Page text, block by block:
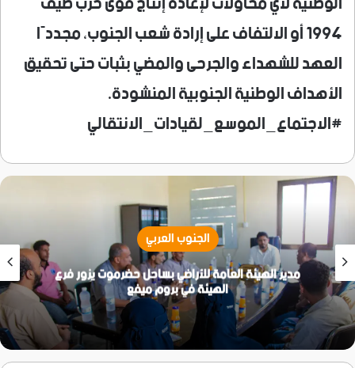
1994 أو الالتفاف على إرادة شعب الجنوب، مجددًا
العهد للشهداء والجرحى والمضي بثبات حتى تحقيق
الأهداف الوطنية الجنوبية المنشودة.
#الاجتماع_الموسع_لقيادات_الانتقالي
الجنوب العربي
مدير الهيئة العامة للأراضي بساحل حضرموت يزور فرع
الهيئة في بروم ميفع